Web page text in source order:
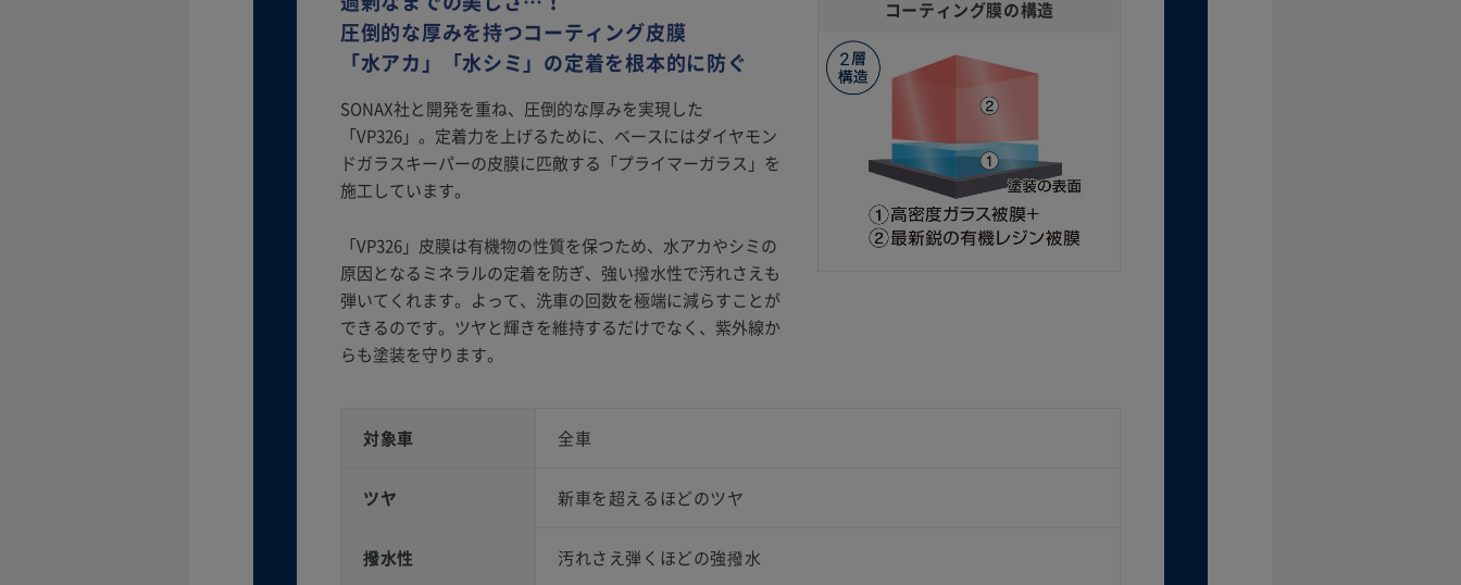
圧倒的な厚みを持つコーティング皮膜
「水アカ」「水シミ」の定着を根本的に防ぐ
SONAX社と開発を重ね、圧倒的な厚みを実現した
「VP326」。定着力を上げるために、ベースにはダイヤモン
ドガラスキーパーの皮膜に匹敵する「プライマーガラス」を
施工しています。
「VP326」皮膜は有機物の性質を保つため、水アカやシミの
原因となるミネラルの定着を防ぎ、強い撥水性で汚れさえも
弾いてくれます。よって、洗車の回数を極端に減らすことが
できるのです。ツヤと輝きを維持するだけでなく、紫外線か
らも塗装を守ります。
コーティング膜の構造
対象車 全車
ツヤ 新車を超えるほどのツヤ
撥水性 汚れさえ弾くほどの強撥水